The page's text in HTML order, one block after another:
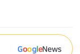
GoogleNews